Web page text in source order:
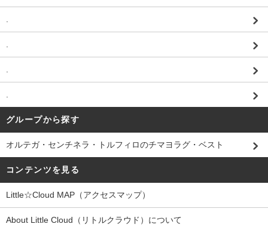
.
.
.
.
グループから探す
オルテガ・センチネラ・トルフィロのチマヨラグ・ベスト
コンテンツを見る
Little☆Cloud MAP（アクセスマップ）
About Little Cloud（リトルクラウド）について